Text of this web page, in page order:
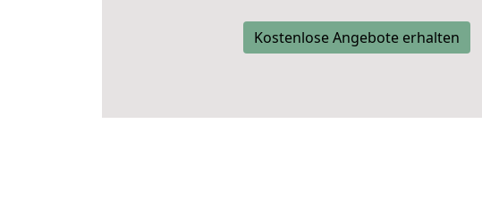
Kostenlose Angebote erhalten